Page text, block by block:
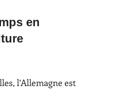
en
l’Allemagne est